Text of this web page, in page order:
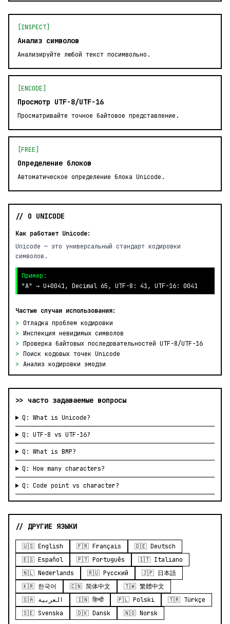
[INSPECT]
Анализ символов
Анализируйте любой текст посимвольно.
[ENCODE]
Просмотр UTF-8/UTF-16
Просматривайте точное байтовое представление.
[FREE]
Определение блоков
Автоматическое определение блока Unicode.
// О UNICODE
Как работает Unicode:
Unicode — это универсальный стандарт кодировки
символов.
Пример:
"A" → U+0041, Decimal 65, UTF-8: 41, UTF-16: 0041
Частые случаи использования:
> Отладка проблем кодировки
> Инспекция невидимых символов
> Проверка байтовых последовательностей UTF-8/UTF-16
> Поиск кодовых точек Unicode
> Анализ кодировки эмодзи
>> часто задаваемые вопросы
Q: What is Unicode?
Q: UTF-8 vs UTF-16?
Q: What is BMP?
Q: How many characters?
Q: Code point vs character?
// ДРУГИЕ ЯЗЫКИ
🇺🇸 English 🇫🇷 Français
🇩🇪 Deutsch
🇪🇸 Español
🇵🇹 Português
🇮🇹 Italiano
🇳🇱 Nederlands
🇷🇺 Русский
🇯🇵 日本語
🇰🇷 한국어
🇨🇳 简体中文
🇹🇼 繁體中文
🇸🇦 العربية
🇮🇳 हिन्दी 🇵🇱 Polski
🇹🇷 Türkçe
🇸🇪 Svenska
🇩🇰 Dansk 🇳🇴 Norsk